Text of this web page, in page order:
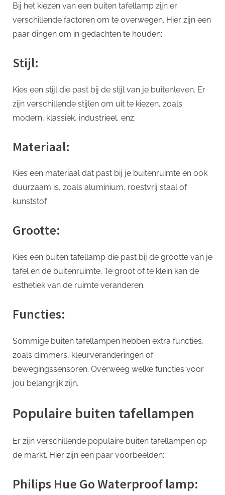
Bij het kiezen van een buiten tafellamp zijn er
verschillende factoren om te overwegen. Hier zijn een
paar dingen om in gedachten te houden:
Stijl:
Kies een stijl die past bij de stijl van je buitenleven. Er
zijn verschillende stijlen om uit te kiezen, zoals
modern, klassiek, industrieel, enz.
Materiaal:
Kies een materiaal dat past bij je buitenruimte en ook
duurzaam is, zoals aluminium, roestvrij staal of
kunststof.
Grootte:
Kies een buiten tafellamp die past bij de grootte van je
tafel en de buitenruimte. Te groot of te klein kan de
esthetiek van de ruimte veranderen.
Functies:
Sommige buiten tafellampen hebben extra functies,
zoals dimmers, kleurveranderingen of
bewegingssensoren. Overweeg welke functies voor
jou belangrijk zijn.
Populaire buiten tafellampen
Er zijn verschillende populaire buiten tafellampen op
de markt. Hier zijn een paar voorbeelden:
Philips Hue Go Waterproof lamp: